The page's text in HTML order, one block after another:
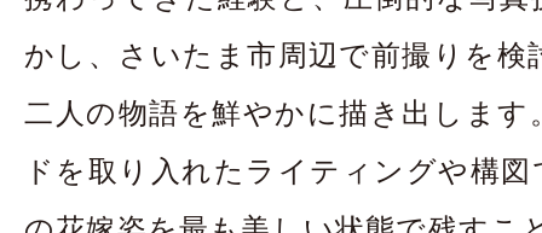
かし、さいたま市周辺で前撮りを検
二人の物語を鮮やかに描き出します
ドを取り入れたライティングや構